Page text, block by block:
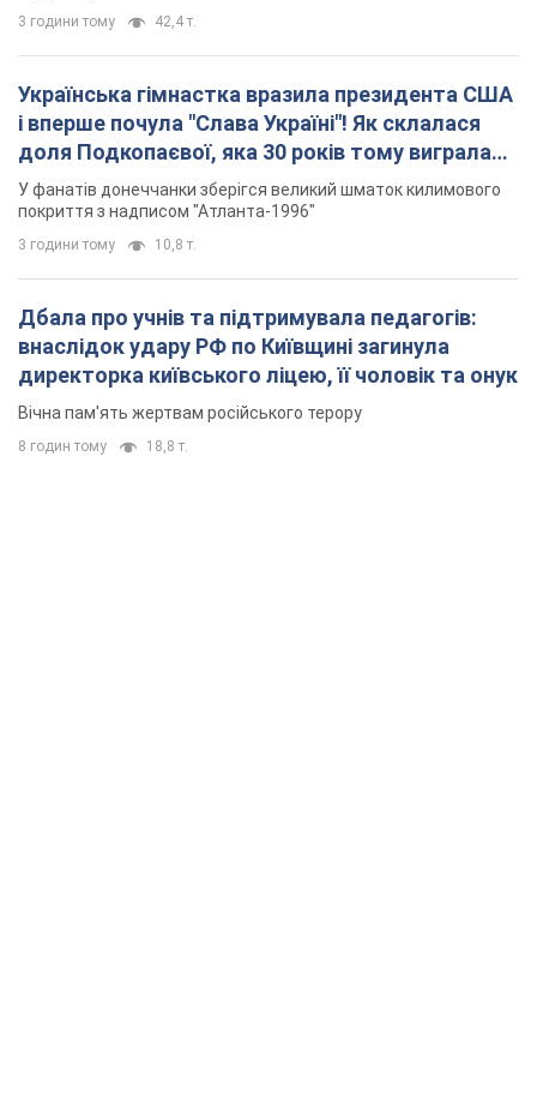
3 години тому 42,4 т.
Українська гімнастка вразила президента США
і вперше почула "Слава Україні"! Як склалася
доля Подкопаєвої, яка 30 років тому виграла
"золото" Олімпіади
У фанатів донеччанки зберігся великий шматок килимового
покриття з надписом "Атланта-1996"
3 години тому 10,8 т.
Дбала про учнів та підтримувала педагогів:
внаслідок удару РФ по Київщині загинула
директорка київського ліцею, її чоловік та онук
Вічна пам'ять жертвам російського терору
8 годин тому 18,8 т.